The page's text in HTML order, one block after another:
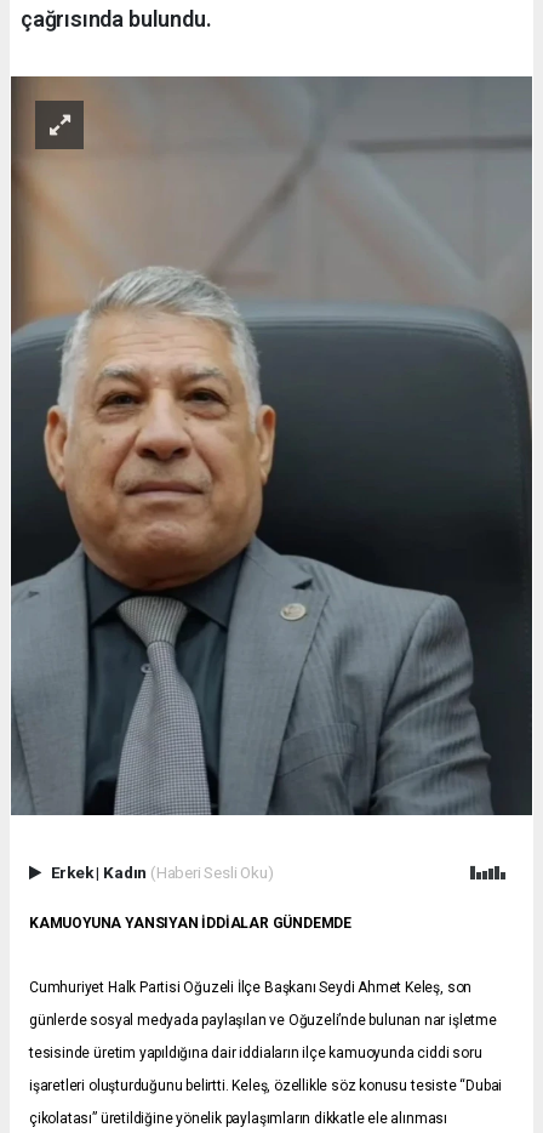
çağrısında bulundu.
Erkek| Kadın (Haberi Sesli Oku)
KAMUOYUNA YANSIYAN İDDİALAR GÜNDEMDE
Cumhuriyet Halk Partisi Oğuzeli İlçe Başkanı Seydi Ahmet Keleş, son
günlerde sosyal medyada paylaşılan ve Oğuzeli’nde bulunan nar işletme
tesisinde üretim yapıldığına dair iddiaların ilçe kamuoyunda ciddi soru
işaretleri oluşturduğunu belirtti. Keleş, özellikle söz konusu tesiste “Dubai
çikolatası” üretildiğine yönelik paylaşımların dikkatle ele alınması